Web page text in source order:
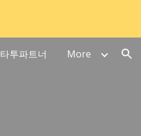
타투파트너 More